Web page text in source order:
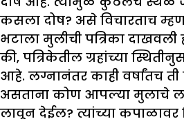
कसला दोष? असे विचारताच
भटाला मुलीची पत्रिका दाखवली
की, पत्रिकेतील ग्रहांच्या
आहे. लग्नानंतर काही वर्षांतच
असताना कोण आपल्या मुलाचे
लावून देईल? त्यांच्या कपाळावर